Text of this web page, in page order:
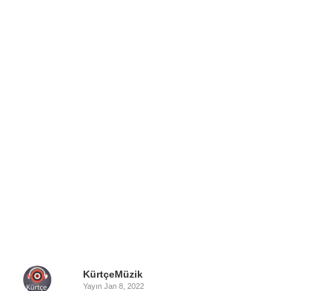
KürtçeMüzik
Yayın Jan 8, 2022